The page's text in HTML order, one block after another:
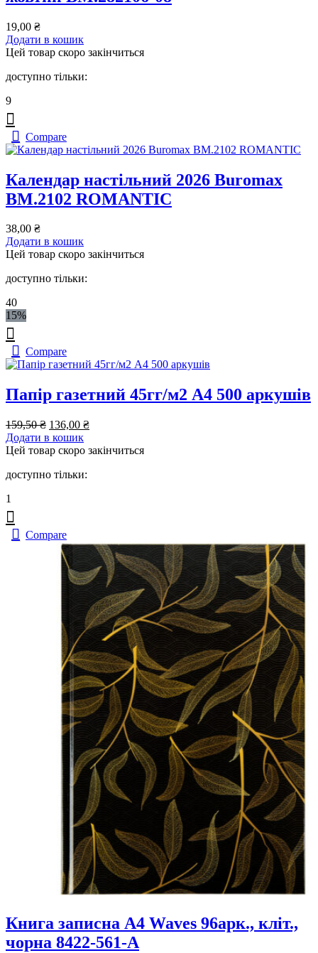
19,00 ₴
Додати в кошик
Цей товар скоро закінчиться
доступно тільки:
9
Compare
Календар настільний 2026 Buromax
BM.2102 ROMANTIC
38,00 ₴
Додати в кошик
Цей товар скоро закінчиться
доступно тільки:
40
15%
Compare
Папір газетний 45гг/м2 А4 500 аркушів
159,50₴ Оригінальна
ціна:
159,50 ₴.
136,00 ₴Поточна
136,00 ₴.
Додати в кошик
Цей товар скоро закінчиться
доступно тільки:
1
Compare
Книга записна А4 Waves 96арк., кліт.,
чорна 8422-561-A